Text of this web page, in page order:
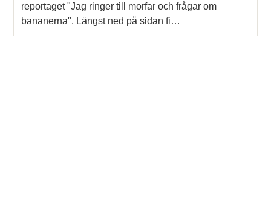
reportaget "Jag ringer till morfar och frågar om
bananerna". Längst ned på sidan fi…